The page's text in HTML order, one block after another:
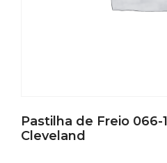
Pastilha de Freio 066-
Cleveland